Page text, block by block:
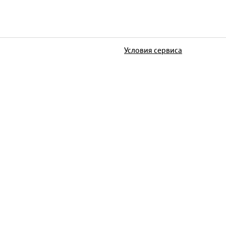
Условия сервиса